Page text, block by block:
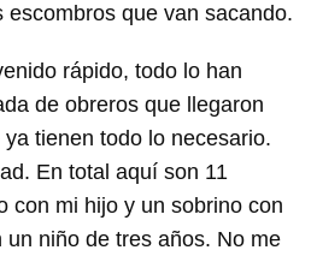
escombros que van sacando.
rápido, todo lo han
de obreros que llegaron
tienen todo lo necesario.
En total aquí son 11
con mi hijo y un sobrino con
niño de tres años. No me